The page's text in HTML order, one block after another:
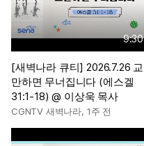
9:30
[새벽나라 큐티] 2026.7.26 교
만하면 무너집니다 (에스겔
31:1-18) @ 이상욱 목사
CGNTV 새벽나라, 1주 전